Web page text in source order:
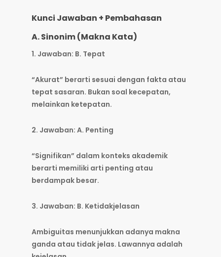
Kunci Jawaban + Pembahasan
A. Sinonim (Makna Kata)
1. Jawaban: B. Tepat
“Akurat” berarti sesuai dengan fakta atau
tepat sasaran. Bukan soal kecepatan,
melainkan ketepatan.
2. Jawaban: A. Penting
“Signifikan” dalam konteks akademik
berarti memiliki arti penting atau
berdampak besar.
3. Jawaban: B. Ketidakjelasan
Ambiguitas menunjukkan adanya makna
ganda atau tidak jelas. Lawannya adalah